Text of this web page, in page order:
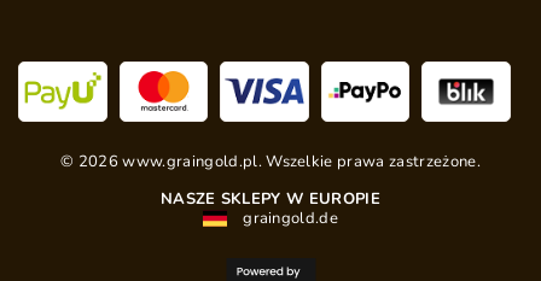
© 2026 www.graingold.pl. Wszelkie prawa zastrzeżone.
NASZE SKLEPY W EUROPIE
graingold.de